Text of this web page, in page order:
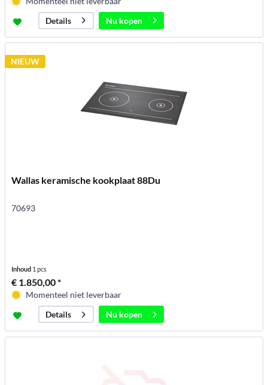
Details
Nu kopen
NIEUW
Wallas keramische kookplaat 88Du
70693
Inhoud 1 pcs
€ 1.850,00 *
Momenteel niet leverbaar
Details
Nu kopen